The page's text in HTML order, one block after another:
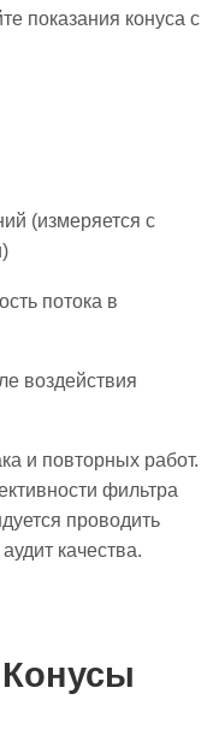
показания конуса с
(измеряется с
потока в
воздействия
и повторных работ.
фильтра
проводить
качества.